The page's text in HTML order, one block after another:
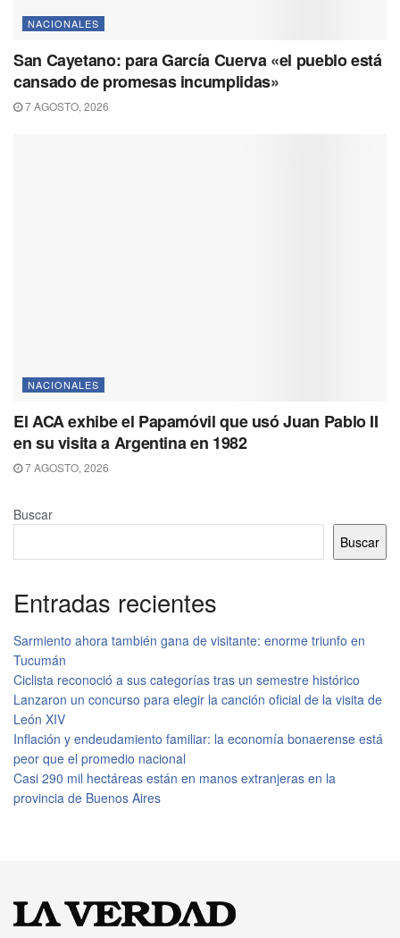
NACIONALES
San Cayetano: para García Cuerva «el pueblo está
cansado de promesas incumplidas»
7 AGOSTO, 2026
NACIONALES
El ACA exhibe el Papamóvil que usó Juan Pablo II
en su visita a Argentina en 1982
7 AGOSTO, 2026
Buscar
Buscar
Entradas recientes
Sarmiento ahora también gana de visitante: enorme triunfo en
Tucumán
Ciclista reconoció a sus categorías tras un semestre histórico
Lanzaron un concurso para elegir la canción oficial de la visita de
León XIV
Inflación y endeudamiento familiar: la economía bonaerense está
peor que el promedio nacional
Casi 290 mil hectáreas están en manos extranjeras en la
provincia de Buenos Aires